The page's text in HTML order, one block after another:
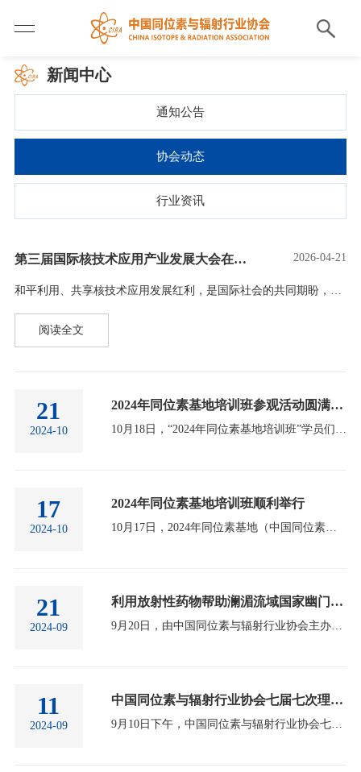
新闻中心
通知公告
协会动态
行业资讯
第三届国际核技术应用产业发展大会在北京开幕 首个全球核技术应用产业合作倡议发布 2026-04-21
和平利用、共享核技术应用发展红利，是国际社会的共同期盼，也是全球产业界的一致追求。4月21日下午，第三届国际核技术应用产业发展大会在北京开幕。中国同位素与辐射行业协会在会上发布了《携手构建开放包容、普惠共赢的国际核技术应用产业生态倡议》。来自中国、俄罗斯、英国、法国、比利时、苏丹、美国、加拿大、澳大利亚、韩国、泰国等20多个国家的400多名嘉宾代表参会。国际原子能机构副总干事刘华、中国国家原子能机构系统工程司司长李自平、塞尔维亚常驻维也纳代表团大使扎尔科奥布拉多维奇、中国国务院国有资产监督管理委员会规划发…
阅读全文
21
2024-10
2024年同位素基地培训班参观活动圆满结束
10月18日，“2024年同位素基地培训班”学员们兴致勃勃地参观了中国核工业科技馆和中国原子能科学研究院100MeV强流质子回旋加速器实验室、同位素电磁分离技术研究室。中国核工业科技馆是经国家发改委批准建设的国内首个系统介绍核科技知识、核工业成就的国家级行业馆，隶属中国核工业集团公司。被中国科协和国家文物局评价为“填补了我国行业科技馆的空白”，先后被选为国家国防教育示范基地、国家环保教育基地、全国核科普教育基地。中国原子能科学研究院100MeV强流质子回旋加速器，是国际上最大的紧凑型强流质子回旋加速器，也是我国目前自…
17
2024-10
2024年同位素基地培训班顺利举行
10月17日，2024年同位素基地（中国同位素与辐射行业协会核技术应用培训基地）培训班在北京房山的中国原子能科学研究院长阳科技协同创新中心顺利开班。中国同位素与辐射行业协会秘书长郭丽莉、中国原子能科学研究院核技术综合研究所副所长宋明哲出席并致辞，多位同位素领域内知名专家为培训班授课，共计160余人参加本次培训班。本次培训班由中国同位素与辐射行业协会同位素专业委员会联合中国原子能科学研究院核技术综合研究所共同举办。来自全国各地的11名同位素领域知名专家、学者为广大培训班代表进行授课。中国核动力研究设计院一所副所…
21
2024-09
利用放射性药物帮助澜湄流域国家幽门螺杆菌传染防控培训研讨会圆满落幕
9月20日，由中国同位素与辐射行业协会主办，深圳市中核海得威生物科技有限公司承办的“利用放射性药物帮助澜湄流域国家幽门螺杆菌传染防控培训研讨会”在辽宁沈阳举行。协会秘书长郭丽莉，中国同辐战略总监覃茜，中核海得威党委书记、董事长刘文出席并致辞，来自中国、柬埔寨、老挝、缅甸、泰国、越南等六个国家的胃肠专家、医生及学者参会。郭丽莉表示，本次培训研讨会特别邀请了我国业内顶尖专家授课，分享前沿知识与实践经验，力求为澜湄流域国家培养一支高素质的专家队伍。希望通过此次活动，搭建起幽门螺杆菌传染联防联控的合作交流平…
11
2024-09
中国同位素与辐射行业协会七届七次理事会成功召开
9月10日下午，中国同位素与辐射行业协会七届七次理事会在辽宁大连成功召开。协会秘书长郭丽莉主持会议，副理事长王学武、王连才、钱达志、张冬波、王西坡、康树峰，副理事长代表谷英、赵林姝、刘洋、任翠兰、张天义、倪勇及理事、监事、代表等近60人参会。会上，为深入贯彻落实党的二十届三中全会精神，理事会集体学习了《科技创新和产业创新深度融合助力发展新质生产力》。协会理事陈浩从科技创新与产业创新的深度融合、融合发展新质生产力的探索与实践、融合促进核技术应用行业高质量发展等方面进行了讲授分享。协会副理事长王连才作《中…